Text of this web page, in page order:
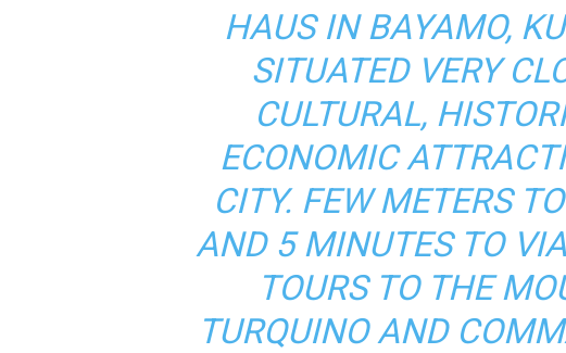
HAUS IN BAYAMO,
SITUATED VERY
CULTURAL,
ECONOMIC
CITY. FEW METERS
AND 5 MINUTES TO
TOURS TO THE
TURQUINO AND